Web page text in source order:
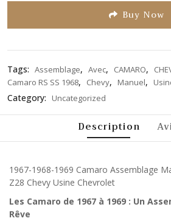
Buy Now
Tags: Assemblage, Avec, CAMARO,
Camaro RS SS 1968, Chevy, Manuel,
Category: Uncategorized
Description
1967-1968-1969 Camaro Assemblage
Z28 Chevy Usine Chevrolet
Les Camaro de 1967 à 1969 : Un
Rêve